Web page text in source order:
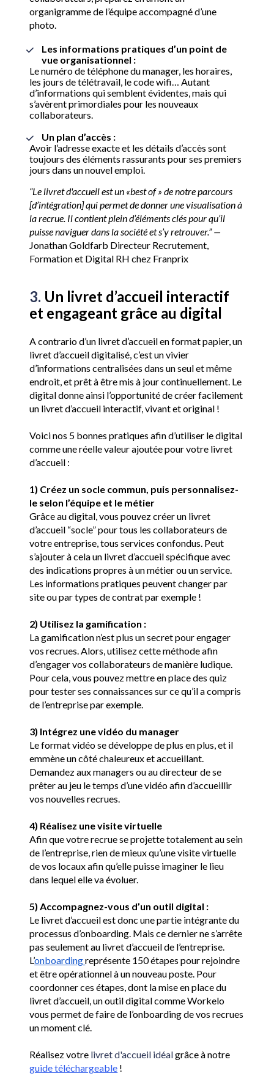
organigramme de l’équipe accompagné d’une
photo.
Les informations pratiques d’un point de
vue organisationnel :
Le numéro de téléphone du manager, les horaires,
les jours de télétravail, le code wifi… Autant
d’informations qui semblent évidentes, mais qui
s’avèrent primordiales pour les nouveaux
collaborateurs.
Un plan d’accès :
Avoir l’adresse exacte et les détails d’accès sont
toujours des éléments rassurants pour ses premiers
jours dans un nouvel emploi.
“Le livret d'accueil est un «best of » de notre parcours
[d’intégration] qui permet de donner une visualisation à
la recrue. Il contient plein d’éléments clés pour qu’il
Jonathan Goldfarb Directeur Recrutement,
Formation et Digital RH chez Franprix
3. Un livret d’accueil interactif
et engageant grâce au digital
A contrario d’un livret d’accueil en format papier, un
livret d’accueil digitalisé, c’est un vivier
d’informations centralisées dans un seul et même
endroit, et prêt à être mis à jour continuellement. Le
digital donne ainsi l’opportunité de créer facilement
un livret d’accueil interactif, vivant et original !
Voici nos 5 bonnes pratiques afin d’utiliser le digital
comme une réelle valeur ajoutée pour votre livret
d’accueil :
1) Créez un socle commun, puis personnalisez-
le selon l’équipe et le métier
Grâce au digital, vous pouvez créer un livret
d’accueil “socle” pour tous les collaborateurs de
votre entreprise, tous services confondus. Peut
s’ajouter à cela un livret d’accueil spécifique avec
des indications propres à un métier ou un service.
Les informations pratiques peuvent changer par
site ou par types de contrat par exemple !
2) Utilisez la gamification :
La gamification n’est plus un secret pour engager
vos recrues. Alors, utilisez cette méthode afin
d’engager vos collaborateurs de manière ludique.
Pour cela, vous pouvez mettre en place des quiz
pour tester ses connaissances sur ce qu’il a compris
de l’entreprise par exemple.
3) Intégrez une vidéo du manager
Le format vidéo se développe de plus en plus, et il
emmène un côté chaleureux et accueillant.
Demandez aux managers ou au directeur de se
prêter au jeu le temps d’une vidéo afin d’accueillir
vos nouvelles recrues.
4) Réalisez une visite virtuelle
Afin que votre recrue se projette totalement au sein
de l’entreprise, rien de mieux qu’une visite virtuelle
de vos locaux afin qu’elle puisse imaginer le lieu
dans lequel elle va évoluer.
5) Accompagnez-vous d’un outil digital :
Le livret d’accueil est donc une partie intégrante du
processus d’onboarding. Mais ce dernier ne s’arrête
pas seulement au livret d’accueil de l’entreprise.
L’onboarding représente 150 étapes pour rejoindre
et être opérationnel à un nouveau poste. Pour
coordonner ces étapes, dont la mise en place du
livret d’accueil, un outil digital comme Workelo
vous permet de faire de l’onboarding de vos recrues
un moment clé.
Réalisez votre livret d'accueil idéal
guide téléchargeable !